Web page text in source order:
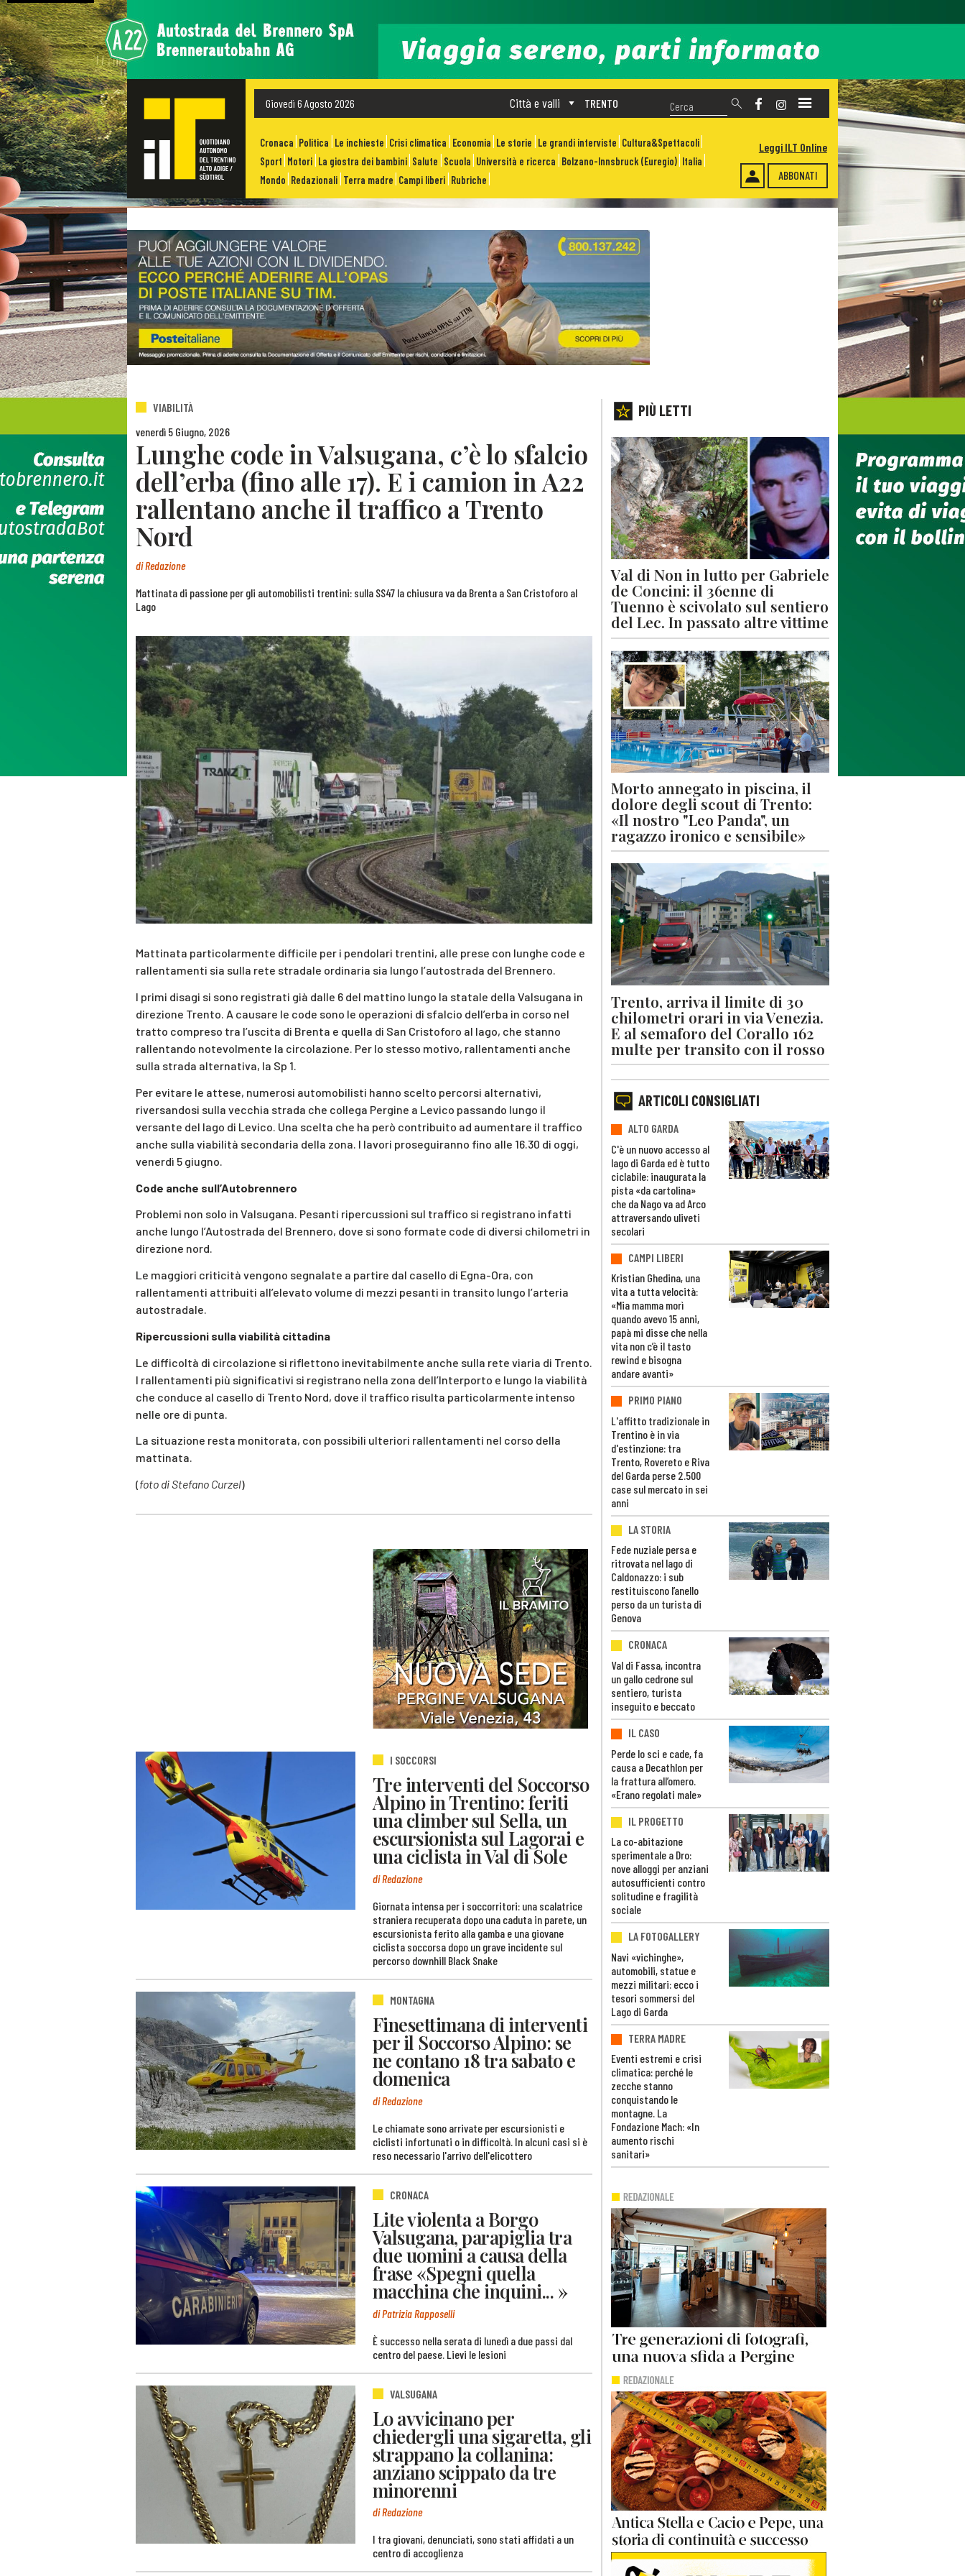
Giovedì 6 Agosto 2026 TRENTO
Città e valli
Cronaca Politica Le inchieste Crisi climatica Economia Le storie Le grandi interviste Cultura&Spettacoli
Sport Motori La giostra dei bambini Salute Scuola Università e ricerca Bolzano-Innsbruck (Euregio) Italia
Mondo Redazionali Terra madre Campi liberi Rubriche ABBONATI
Leggi ILT Online
VIABILITÀ
venerdì 5 Giugno, 2026
Lunghe code in Valsugana, c’è lo sfalcio
dell’erba (fino alle 17). E i camion in A22
rallentano anche il traffico a Trento
Nord
diRedazione
Mattinata di passione per gli automobilisti trentini: sulla SS47 la chiusura va da Brenta a San Cristoforo al
Lago
Mattinata particolarmente difficile per i pendolari trentini, alle prese con lunghe code e
rallentamenti sia sulla rete stradale ordinaria sia lungo l’autostrada del Brennero.
I primi disagi si sono registrati già dalle 6 del mattino lungo la statale della Valsugana in
direzione Trento. A causare le code sono le operazioni di sfalcio dell’erba in corso nel
tratto compreso tra l’uscita di Brenta e quella di San Cristoforo al lago, che stanno
rallentando notevolmente la circolazione. Per lo stesso motivo, rallentamenti anche
sulla strada alternativa, la Sp 1.
Per evitare le attese, numerosi automobilisti hanno scelto percorsi alternativi,
riversandosi sulla vecchia strada che collega Pergine a Levico passando lungo il
versante del lago di Levico. Una scelta che ha però contribuito ad aumentare il traffico
anche sulla viabilità secondaria della zona. I lavori proseguiranno fino alle 16.30 di oggi,
venerdì 5 giugno.
Code anche sull’Autobrennero
Problemi non solo in Valsugana. Pesanti ripercussioni sul traffico si registrano infatti
anche lungo l’Autostrada del Brennero, dove si sono formate code di diversi chilometri in
direzione nord.
Le maggiori criticità vengono segnalate a partire dal casello di Egna-Ora, con
rallentamenti attribuiti all’elevato volume di mezzi pesanti in transito lungo l’arteria
autostradale.
Ripercussioni sulla viabilità cittadina
Le difficoltà di circolazione si riflettono inevitabilmente anche sulla rete viaria di Trento.
I rallentamenti più significativi si registrano nella zona dell’Interporto e lungo la viabilità
che conduce al casello di Trento Nord, dove il traffico risulta particolarmente intenso
nelle ore di punta.
La situazione resta monitorata, con possibili ulteriori rallentamenti nel corso della
mattinata.
(foto di Stefano Curzel)
I SOCCORSI
Tre interventi del Soccorso
Alpino in Trentino: feriti
una climber sul Sella, un
escursionista sul Lagorai e
una ciclista in Val di Sole
di Redazione
Giornata intensa per i soccorritori: una scalatrice
straniera recuperata dopo una caduta in parete, un
escursionista ferito alla gamba e una giovane
ciclista soccorsa dopo un grave incidente sul
percorso downhill Black Snake
MONTAGNA
Finesettimana di interventi
per il Soccorso Alpino: se
ne contano 18 tra sabato e
domenica
di Redazione
Le chiamate sono arrivate per escursionisti e
ciclisti infortunati o in difficoltà. In alcuni casi si è
reso necessario l'arrivo dell'elicottero
CRONACA
Lite violenta a Borgo
Valsugana, parapiglia tra
due uomini a causa della
frase «Spegni quella
macchina che inquini... »
di Patrizia Rapposelli
È successo nella serata di lunedì a due passi dal
centro del paese. Lievi le lesioni
VALSUGANA
Lo avvicinano per
chiedergli una sigaretta, gli
strappano la collanina:
anziano scippato da tre
minorenni
di Redazione
I tra giovani, denunciati, sono stati affidati a un
centro di accoglienza
PIÙ LETTI
Val di Non in lutto per Gabriele
de Concini: il 36enne di
Tuenno è scivolato sul sentiero
del Lec. In passato altre vittime
Morto annegato in piscina, il
dolore degli scout di Trento:
«Il nostro "Leo Panda", un
ragazzo ironico e sensibile»
Trento, arriva il limite di 30
chilometri orari in via Venezia.
E al semaforo del Corallo 162
multe per transito con il rosso
ARTICOLI CONSIGLIATI
ALTO GARDA
C'è un nuovo accesso al
lago di Garda ed è tutto
ciclabile: inaugurata la
pista «da cartolina»
che da Nago va ad Arco
attraversando uliveti
secolari
CAMPI LIBERI
Kristian Ghedina, una
vita a tutta velocità:
«Mia mamma morì
quando avevo 15 anni,
papà mi disse che nella
vita non c’è il tasto
rewind e bisogna
andare avanti»
PRIMO PIANO
L'affitto tradizionale in
Trentino è in via
d'estinzione: tra
Trento, Rovereto e Riva
del Garda perse 2.500
case sul mercato in sei
anni
LA STORIA
Fede nuziale persa e
ritrovata nel lago di
Caldonazzo: i sub
restituiscono l’anello
perso da un turista di
Genova
CRONACA
Val di Fassa, incontra
un gallo cedrone sul
sentiero, turista
inseguito e beccato
IL CASO
Perde lo sci e cade, fa
causa a Decathlon per
la frattura all’omero.
«Erano regolati male»
IL PROGETTO
La co-abitazione
sperimentale a Dro:
nove alloggi per anziani
autosufficienti contro
solitudine e fragilità
sociale
LA FOTOGALLERY
Navi «vichinghe»,
automobili, statue e
mezzi militari: ecco i
tesori sommersi del
Lago di Garda
TERRA MADRE
Eventi estremi e crisi
climatica: perché le
zecche stanno
conquistando le
montagne. La
Fondazione Mach: «In
aumento rischi
sanitari»